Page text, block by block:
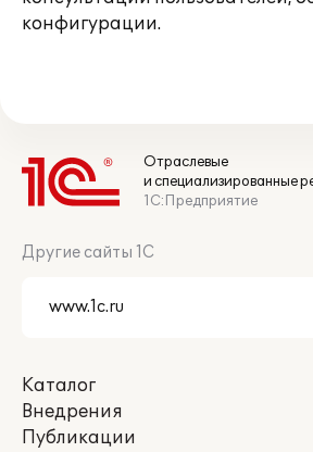
конфигурации.
Отраслевые
и специализированные
1С:Предприятие
Другие сайты 1С
Каталог
Внедрения
Публикации